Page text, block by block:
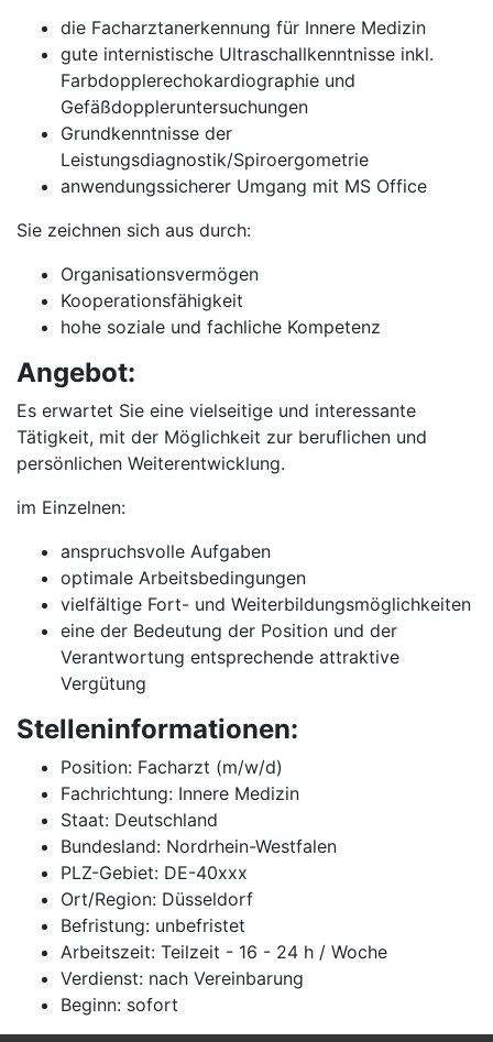
die Facharztanerkennung für Innere Medizin
gute internistische Ultraschallkenntnisse inkl.
Farbdopplerechokardiographie und
Gefäßdoppleruntersuchungen
Grundkenntnisse der
Leistungsdiagnostik/Spiroergometrie
anwendungssicherer Umgang mit MS Office
Sie zeichnen sich aus durch:
Organisationsvermögen
Kooperationsfähigkeit
hohe soziale und fachliche Kompetenz
Angebot:
Es erwartet Sie eine vielseitige und interessante
Tätigkeit, mit der Möglichkeit zur beruflichen und
persönlichen Weiterentwicklung.
im Einzelnen:
anspruchsvolle Aufgaben
optimale Arbeitsbedingungen
vielfältige Fort- und Weiterbildungsmöglichkeiten
eine der Bedeutung der Position und der
Verantwortung entsprechende attraktive
Vergütung
Stelleninformationen:
Position: Facharzt (m/w/d)
Fachrichtung: Innere Medizin
Staat: Deutschland
Bundesland: Nordrhein-Westfalen
PLZ-Gebiet: DE-40xxx
Ort/Region: Düsseldorf
Befristung: unbefristet
Arbeitszeit: Teilzeit - 16 - 24 h / Woche
Verdienst: nach Vereinbarung
Beginn: sofort